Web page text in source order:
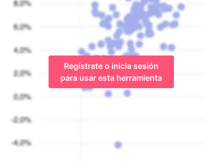
Regístrate o inicia sesión
para usar esta herramienta